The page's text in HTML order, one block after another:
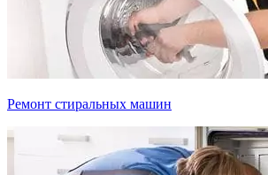
Ремонт стиральных машин